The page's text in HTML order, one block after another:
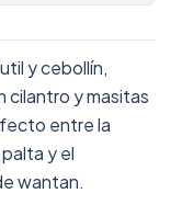
y cebollín,
cilantro y masitas
entre la
y el
wantan.